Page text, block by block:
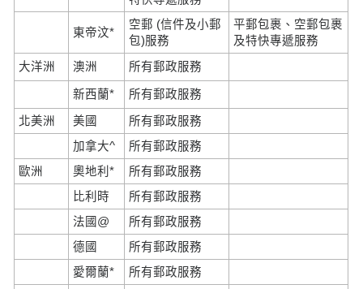
東帝汶*
空郵 (信件及小郵
包)服務
平郵包裹、空郵包裹
及特快專遞服務
大洋洲
澳洲 所有郵政服務
新西蘭* 所有郵政服務
北美洲 美國
所有郵政服務
加拿大^
所有郵政服務
歐洲
奧地利*
所有郵政服務
比利時
所有郵政服務
法國@
所有郵政服務
德國
所有郵政服務
愛爾蘭*
所有郵政服務